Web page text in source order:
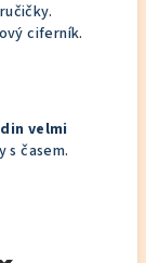
ciferník.
velmi
časem.